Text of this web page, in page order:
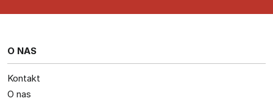
O NAS
Kontakt
O nas